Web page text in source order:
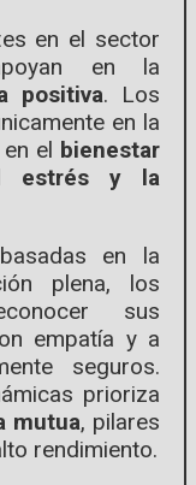
en el sector
en la
positiva. Los
en la
el bienestar
estrés y la
en la
plena, los
sus
empatía y a
seguros.
prioriza
mutua, pilares
rendimiento.